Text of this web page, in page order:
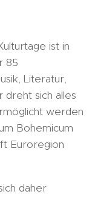
ist in
85
Literatur,
dreht sich alles
werden
Bohemicum
Euroregion
daher